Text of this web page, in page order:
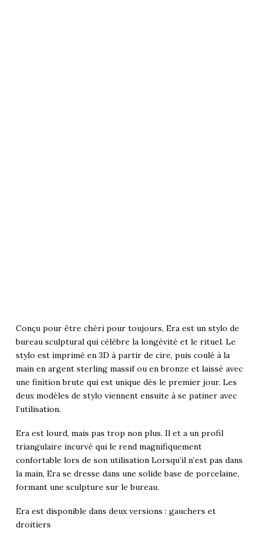
Conçu pour être chéri pour toujours, Era est un stylo de
bureau sculptural qui célèbre la longévité et le rituel. Le
stylo est imprimé en 3D à partir de cire, puis coulé à la
main en argent sterling massif ou en bronze et laissé avec
une finition brute qui est unique dès le premier jour. Les
deux modèles de stylo viennent ensuite à se patiner avec
l’utilisation.
Era est lourd, mais pas trop non plus. Il et a un profil
triangulaire incurvé qui le rend magnifiquement
confortable lors de son utilisation Lorsqu’il n’est pas dans
la main, Era se dresse dans une solide base de porcelaine,
formant une sculpture sur le bureau.
Era est disponible dans deux versions : gauchers et
droitiers